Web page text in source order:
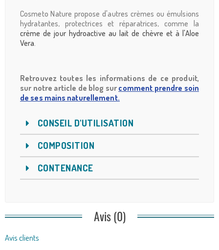
Cosmeto Nature propose d'autres crèmes ou émulsions
hydratantes, protectrices et réparatrices, comme la
crème de jour hydroactive au lait de chèvre et à l'Aloe
Vera.
Retrouvez toutes les informations de ce produit,
sur notre article de blog sur comment prendre soin
de ses mains naturellement.
CONSEIL D'UTILISATION
COMPOSITION
CONTENANCE
Avis (0)
Avis clients